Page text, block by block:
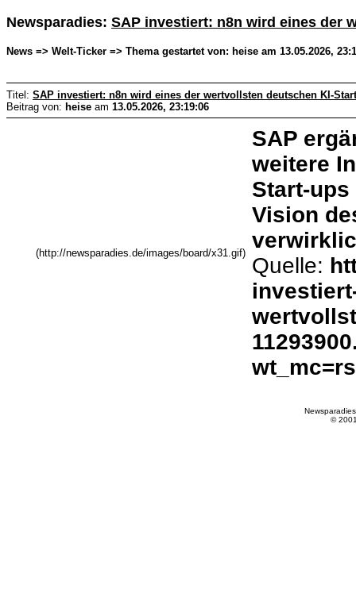
Newsparadies: SAP investiert: n8n wird eines der
News => Welt-Ticker => Thema gestartet von: heise am 13.05.2026,
Titel: SAP investiert: n8n wird eines der wertvollsten deutschen KI-
Beitrag von: heise am 13.05.2026, 23:19:06
(http://newsparadies.de/images/board/x31.gif)
SAP
weitere
Start-
Vision
Quelle:
©